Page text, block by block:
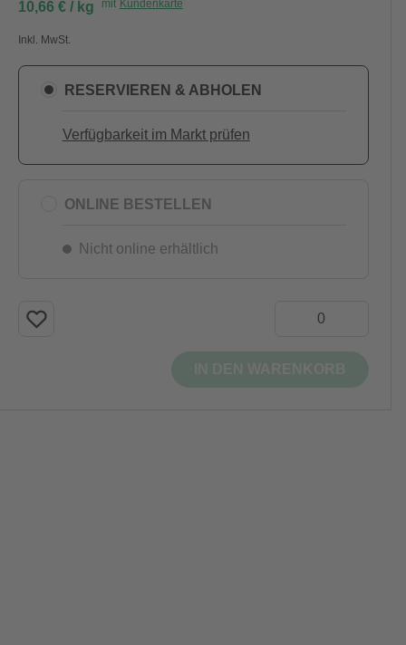
10,66 € / kg mit Kundenkarte
Inkl. MwSt.
RESERVIEREN & ABHOLEN
Verfügbarkeit im Markt prüfen
ONLINE BESTELLEN
Nicht online erhältlich